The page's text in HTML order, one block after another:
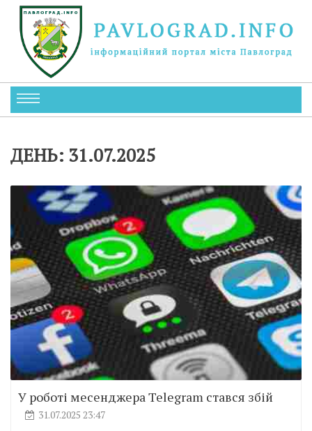
ДЕНЬ: 31.07.2025
У роботі месенджера Telegram стався збій
31.07.2025 23:47